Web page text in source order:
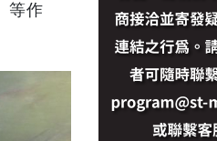
等作